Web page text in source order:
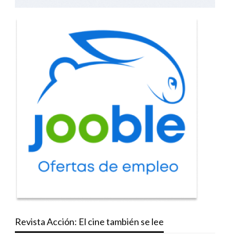
Revista Acción: El cine también se lee